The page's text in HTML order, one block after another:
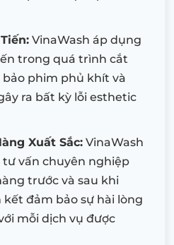
VinaWash áp dụng
trong quá trình cắt
bảo phim phủ khít và
ra bất kỳ lỗi esthetic
Xuất Sắc: VinaWash
vấn chuyên nghiệp
trước và sau khi
kết đảm bảo sự hài lòng
mỗi dịch vụ được